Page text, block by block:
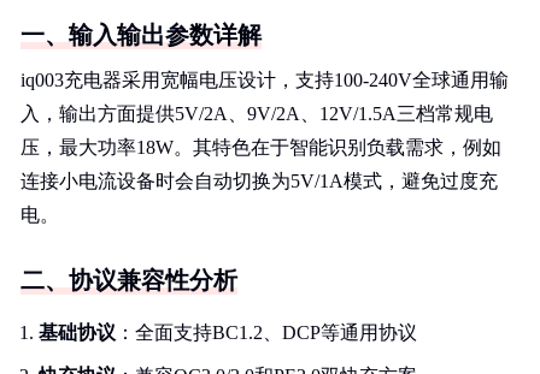
一、输入输出参数详解
iq003充电器采用宽幅电压设计，支持100-240V全球通用输
入，输出方面提供5V/2A、9V/2A、12V/1.5A三档常规电
压，最大功率18W。其特色在于智能识别负载需求，例如
连接小电流设备时会自动切换为5V/1A模式，避免过度充
电。
二、协议兼容性分析
基础协议 ：全面支持BC1.2、DCP等通用协议